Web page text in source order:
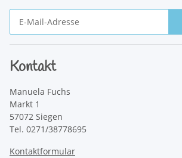
Kontakt
Manuela Fuchs
Markt 1
57072 Siegen
Tel. 0271/38778695
Kontaktformular